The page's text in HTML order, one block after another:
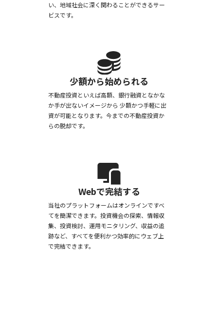
い、地域社会に深く関わることができるサー
ビスです。
少額から始められる
不動産投資といえば高額、銀行融資となかな
か手が出ないイメージから 少額かつ手軽に出
資が可能となります。今までの不動産投資か
らの脱却です。
Webで完結する
当社のプラットフォームはオンラインですべ
てを簡潔できます。投資機会の探索、情報収
集、投資検討、運用モニタリング、収益の追
跡など、すべてを便利かつ効率的にウェブ上
で完結できます。